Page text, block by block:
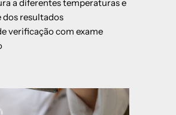
a diferentes temperaturas e
dos resultados
verificação com exame